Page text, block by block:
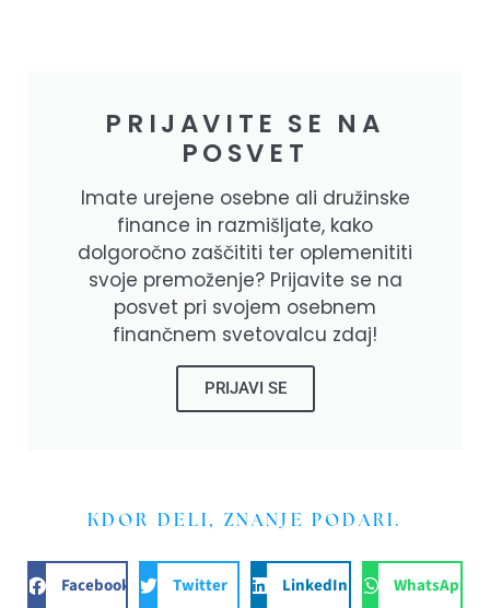
PRIJAVITE SE NA
POSVET
Imate urejene osebne ali družinske
finance in razmišljate, kako
dolgoročno zaščititi ter oplemenititi
svoje premoženje? Prijavite se na
posvet pri svojem osebnem
finančnem svetovalcu zdaj!
PRIJAVI SE
KDOR DELI, ZNANJE PODARI.
Facebook Twitter LinkedIn WhatsApp